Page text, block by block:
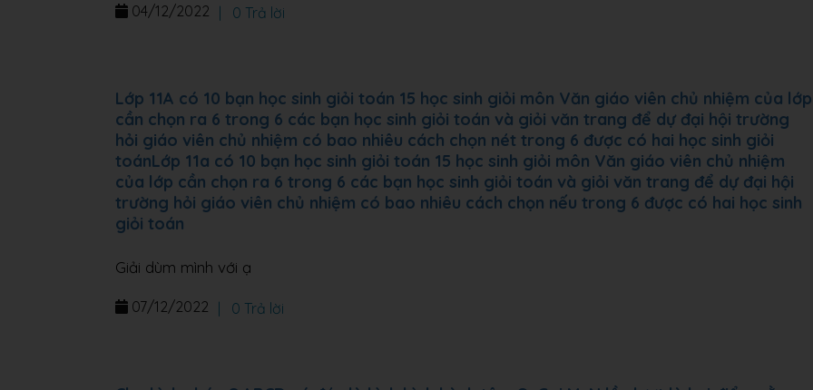
04/12/2022 | 0 Trả lời
Lớp 11A có 10 bạn học sinh giỏi toán 15 học sinh giỏi môn Văn giáo viên chủ nhiệm của lớp
cần chọn ra 6 trong 6 các bạn học sinh giỏi toán và giỏi văn trang để dự đại hội trường
hỏi giáo viên chủ nhiệm có bao nhiêu cách chọn nét trong 6 được có hai học sinh giỏi
toánLớp 11a có 10 bạn học sinh giỏi toán 15 học sinh giỏi môn Văn giáo viên chủ nhiệm
của lớp cần chọn ra 6 trong 6 các bạn học sinh giỏi toán và giỏi văn trang để dự đại hội
trường hỏi giáo viên chủ nhiệm có bao nhiêu cách chọn nếu trong 6 được có hai học sinh
giỏi toán
Giải dùm mình với ạ
07/12/2022 | 0 Trả lời